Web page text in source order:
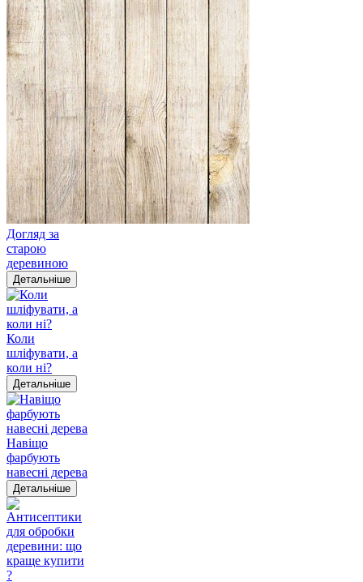
Догляд за
старою
деревиною
Детальніше
Коли
шліфувати, а
коли ні?
Детальніше
Навіщо
фарбують
навесні дерева
Детальніше